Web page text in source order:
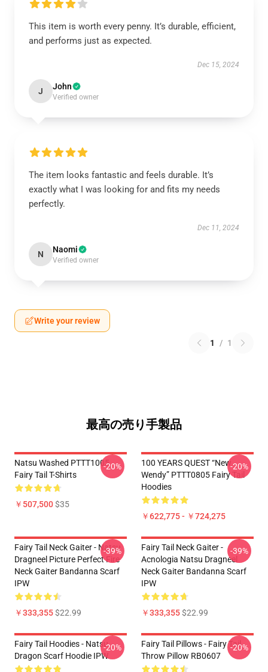
This item is worth every penny. It’s durable, efficient,
and performs just as expected.
Dec 15, 2024
J John
Verified owner
The item looks fantastic and feels durable. It’s
exactly what I was looking for and fits my needs
perfectly.
Dec 11, 2024
N Naomi
Verified owner
Write your review
1 / 1
最高の売り手製品
Natsu Washed PTTT1005
Fairy Tail T-Shirts
￥507,500$35
-20%
100 YEARS QUEST “New
Wendy” PTTT0805 Fairy Tail
Hoodies
￥622,775 - ￥724,275
-20%
Fairy Tail Neck Gaiter - Natsu
Dragneel Picture Perfect Fire
Neck Gaiter Bandanna Scarf
IPW
￥333,355$22.99
-39%
Fairy Tail Neck Gaiter -
Acnologia Natsu Dragneel
Neck Gaiter Bandanna Scarf
IPW
￥333,355$22.99
-39%
Fairy Tail Hoodies - Natsu
Dragon Scarf Hoodie IPW
-20%
Fairy Tail Pillows - Fairy Tail
Throw Pillow RB0607
-20%